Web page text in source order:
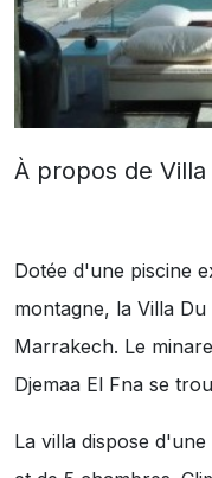
À propos de
Dotée d'une piscine
montagne, la Villa
Marrakech. Le
Djemaa El Fna se
La villa dispose